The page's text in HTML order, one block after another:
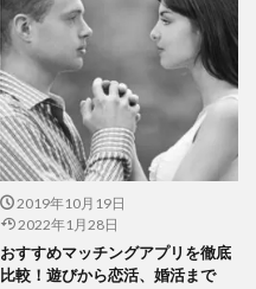
2019年10月19日
2022年1月28日
おすすめマッチングアプリを徹底
比較！遊びから恋活、婚活まで